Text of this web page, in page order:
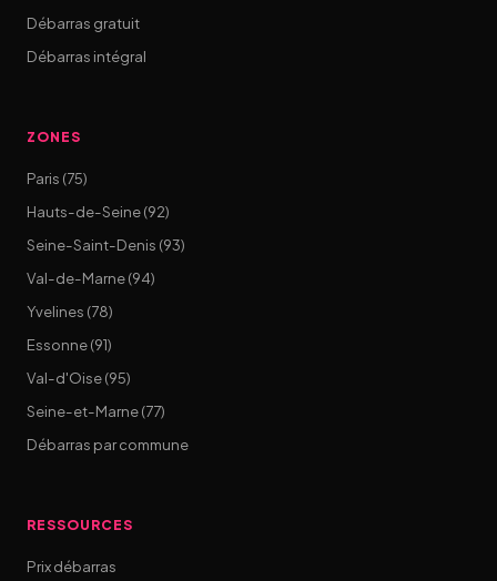
Débarras gratuit
Débarras intégral
ZONES
Paris (75)
Hauts-de-Seine (92)
Seine-Saint-Denis (93)
Val-de-Marne (94)
Yvelines (78)
Essonne (91)
Val-d'Oise (95)
Seine-et-Marne (77)
Débarras par commune
RESSOURCES
Prix débarras